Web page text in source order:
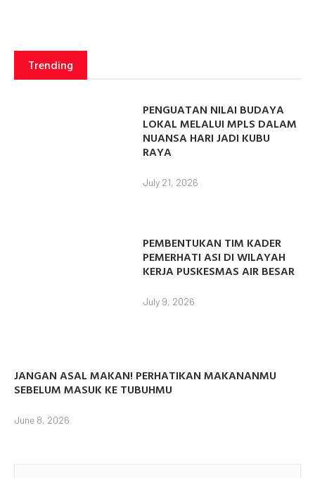
Trending
PENGUATAN NILAI BUDAYA
LOKAL MELALUI MPLS DALAM
NUANSA HARI JADI KUBU
RAYA
July 21, 2026
PEMBENTUKAN TIM KADER
PEMERHATI ASI DI WILAYAH
KERJA PUSKESMAS AIR BESAR
July 9, 2026
JANGAN ASAL MAKAN! PERHATIKAN MAKANANMU
SEBELUM MASUK KE TUBUHMU
June 8, 2026